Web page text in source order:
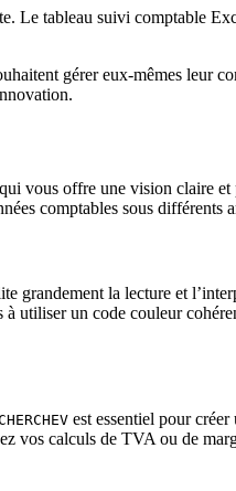
Le tableau suivi comptable
gérer eux-mêmes leur
vous offre une vision claire
comptables sous différents
grandement la lecture et
à utiliser un code couleur
est essentiel pour
vos calculs de TVA ou de